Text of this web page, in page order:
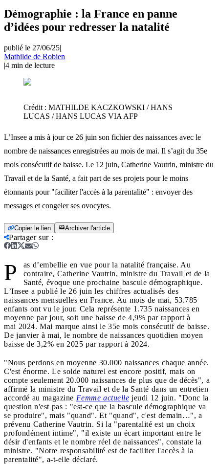
Démographie : la France en panne
d’idées pour redresser la natalité
publié le 27/06/25|
Mathilde de Robien
|4 min de lecture
Crédit : MATHILDE KACZKOWSKI / HANS
LUCAS / HANS LUCAS VIA AFP
L’Insee a mis à jour ce 26 juin son fichier des naissances avec le
nombre de naissances enregistrées au mois de mai. Il s’agit du 35e
mois consécutif de baisse. Le 12 juin, Catherine Vautrin, ministre du
Travail et de la Santé, a fait part de ses projets pour le moins
étonnants pour "faciliter l'accès à la parentalité" : envoyer des
messages et congeler ses ovocytes.
Copier le lien Archiver l'article
Partager sur:
P
as d’embellie en vue pour la natalité française. Au
contraire, Catherine Vautrin, ministre du Travail et de la
Santé, évoque une prochaine bascule démographique.
L’Insee a publié le 26 juin les chiffres actualisés des
naissances mensuelles en France. Au mois de mai, 53.785
enfants ont vu le jour. Cela représente 1.735 naissances en
moyenne par jour, soit une baisse de 4,9% par rapport à
mai 2024. Mai marque ainsi le 35e mois consécutif de baisse.
De janvier à mai, le nombre de naissances quotidien moyen
baisse de 3,2% en 2025 par rapport à 2024.
"Nous perdons en moyenne 30.000 naissances chaque année.
C'est énorme. Le solde naturel est encore positif, mais on
compte seulement 20.000 naissances de plus que de décès", a
affirmé la ministre du Travail et de la Santé dans un entretien
accordé au magazine Femme actuelle jeudi 12 juin. "Donc la
question n'est pas : "est-ce que la bascule démographique va
se produire", mais "quand". Et "quand", c'est demain…", a
prévenu Catherine Vautrin. Si la "parentalité est un choix
profondément intime", "il existe un écart important entre le
désir d'enfants et le nombre réel de naissances", constate la
ministre. "Notre responsabilité est de faciliter l'accès à la
parentalité", a-t-elle déclaré.